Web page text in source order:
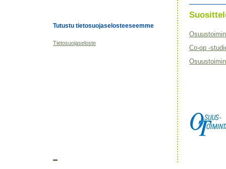
Tutustu tietosuojaselosteeseemme
Tietosuojaseloste
Co-op -